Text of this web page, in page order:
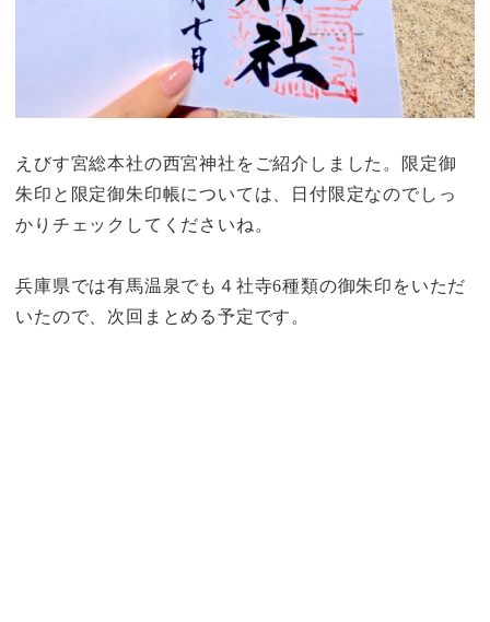
えびす宮総本社の西宮神社をご紹介しました。限定御
朱印と限定御朱印帳については、日付限定なのでしっ
かりチェックしてくださいね。
兵庫県では有馬温泉でも４社寺6種類の御朱印をいただ
いたので、次回まとめる予定です。